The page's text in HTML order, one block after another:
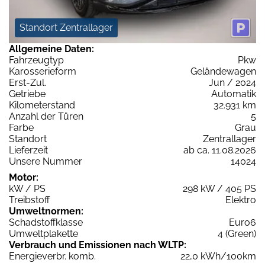
Standort Zentrallager
Allgemeine Daten:
Fahrzeugtyp
Pkw
Karosserieform
Geländewagen
Erst-Zul.
Jun / 2024
Getriebe
Automatik
Kilometerstand
32.931 km
Anzahl der Türen
5
Farbe
Grau
Standort
Zentrallager
Lieferzeit
ab ca. 11.08.2026
Unsere Nummer
14024
Motor:
kW / PS
298 kW / 405 PS
Treibstoff
Elektro
Umweltnormen:
Schadstoffklasse
Euro6
Umweltplakette
4 (Green)
Verbrauch und Emissionen nach WLTP:
Energieverbr. komb.
22,0 kWh/100km